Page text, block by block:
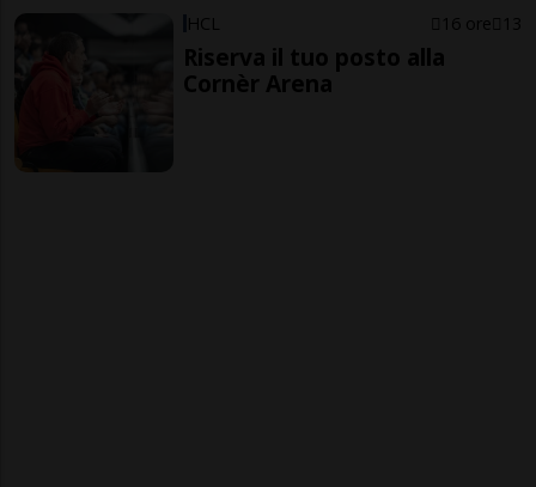
HCL 16 ore 13
Riserva il tuo posto alla
Cornèr Arena